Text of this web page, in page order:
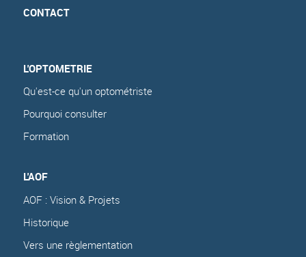
CONTACT
L'OPTOMETRIE
Qu'est-ce qu'un optométriste
Pourquoi consulter
Formation
L'AOF
AOF : Vision & Projets
Historique
Vers une règlementation